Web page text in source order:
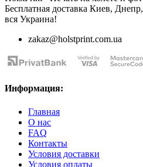
Бесплатная доставка Киев,
вся Украина!
zakaz@holstprint.com.ua
Информация:
Главная
О нас
FAQ
Контакты
Условия доставки
Условия оплаты